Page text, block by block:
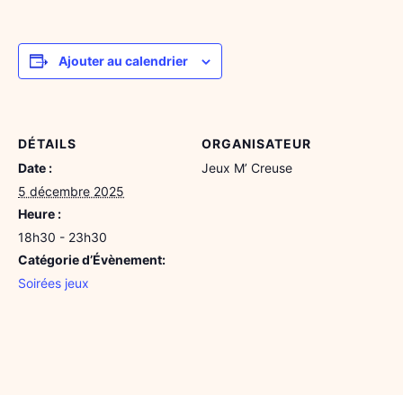
Ajouter au calendrier
DÉTAILS
Date :
5 décembre 2025
Heure :
18h30 - 23h30
Catégorie d’Évènement:
Soirées jeux
ORGANISATEUR
Jeux M’ Creuse